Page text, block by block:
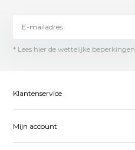
* Lees hier de wettelijke beperkingen
Klantenservice
Mijn account